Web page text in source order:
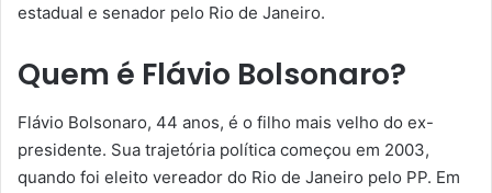
estadual e senador pelo Rio de Janeiro.
Quem é Flávio Bolsonaro?
Flávio Bolsonaro, 44 anos, é o filho mais velho do ex-
presidente. Sua trajetória política começou em 2003,
quando foi eleito vereador do Rio de Janeiro pelo PP. Em